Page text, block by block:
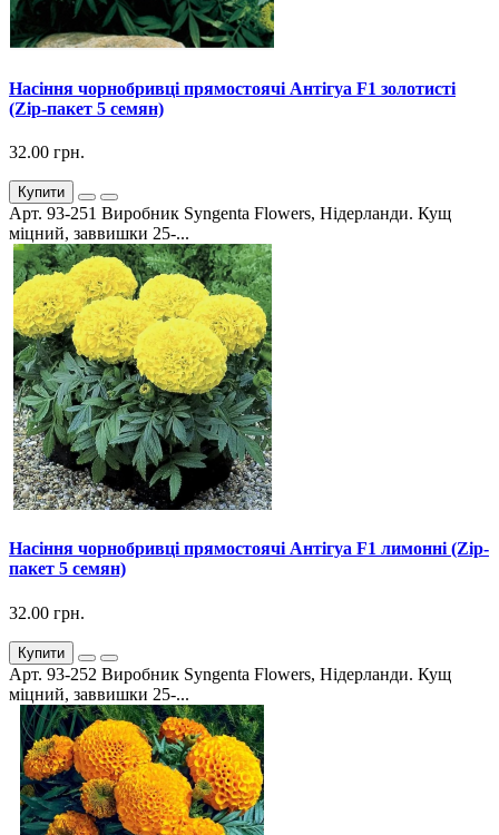
Насіння чорнобривці прямостоячі Антігуа F1 золотисті
(Zip-пакет 5 семян)
32.00 грн.
Купити
Арт. 93-251 Виробник Syngenta Flowers, Нідерланди. Кущ
міцний, заввишки 25-...
Насіння чорнобривці прямостоячі Антігуа F1 лимонні (Zip-
пакет 5 семян)
32.00 грн.
Купити
Арт. 93-252 Виробник Syngenta Flowers, Нідерланди. Кущ
міцний, заввишки 25-...